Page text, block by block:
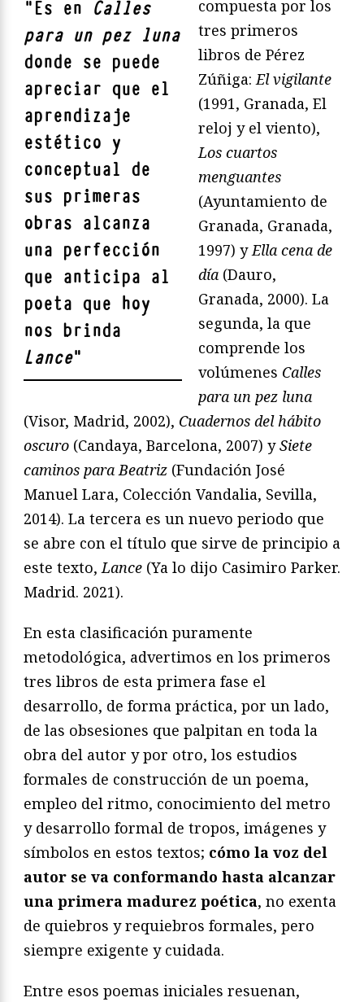
"Es en Calles
para un pez luna
donde se puede
apreciar que el
aprendizaje
estético y
conceptual de
sus primeras
obras alcanza
una perfección
que anticipa al
poeta que hoy
nos brinda
Lance"
compuesta por los
tres primeros
libros de Pérez
Zúñiga: El vigilante
(1991, Granada, El
reloj y el viento),
Los cuartos
menguantes
(Ayuntamiento de
Granada, Granada,
1997) y Ella cena de
día (Dauro,
Granada, 2000). La
segunda, la que
comprende los
volúmenes Calles
para un pez luna
(Visor, Madrid, 2002), Cuadernos del hábito
oscuro (Candaya, Barcelona, 2007) ySiete
caminos para Beatriz (Fundación José
Manuel Lara, Colección Vandalia, Sevilla,
2014). La tercera es un nuevo periodo que
se abre con el título que sirve de principio a
este texto, Lance (Ya lo dijo Casimiro Parker.
Madrid. 2021).
En esta clasificación puramente
metodológica, advertimos en los primeros
tres libros de esta primera fase el
desarrollo, de forma práctica, por un lado,
de las obsesiones que palpitan en toda la
obra del autor y por otro, los estudios
formales de construcción de un poema,
empleo del ritmo, conocimiento del metro
y desarrollo formal de tropos, imágenes y
símbolos en estos textos; cómo la voz del
autor se va conformando hasta alcanzar
una primera madurez poética, no exenta
de quiebros y requiebros formales, pero
siempre exigente y cuidada.
Entre esos poemas iniciales resuenan,